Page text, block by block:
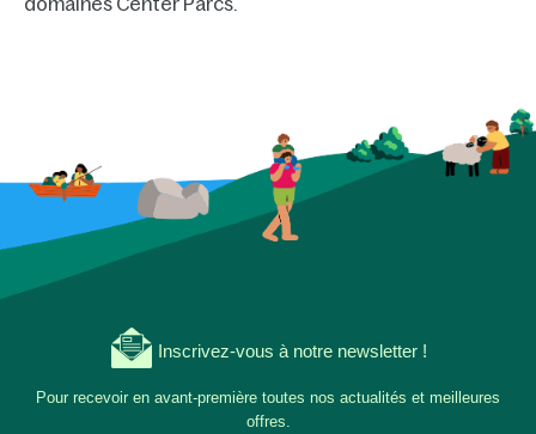
Inscrivez-vous à notre newsletter !
Pour recevoir en avant-première toutes nos actualités et meilleures
offres.